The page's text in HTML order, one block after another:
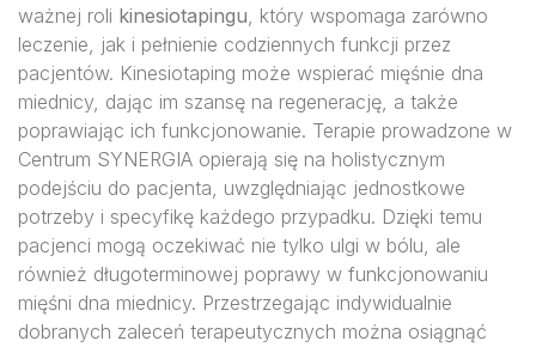
ważnej roli kinesiotapingu, który wspomaga zarówno
leczenie, jak i pełnienie codziennych funkcji przez
pacjentów. Kinesiotaping może wspierać mięśnie dna
miednicy, dając im szansę na regenerację, a także
poprawiając ich funkcjonowanie. Terapie prowadzone w
Centrum SYNERGIA opierają się na holistycznym
podejściu do pacjenta, uwzględniając jednostkowe
potrzeby i specyfikę każdego przypadku. Dzięki temu
pacjenci mogą oczekiwać nie tylko ulgi w bólu, ale
również długoterminowej poprawy w funkcjonowaniu
mięśni dna miednicy. Przestrzegając indywidualnie
dobranych zaleceń terapeutycznych można osiągnąć